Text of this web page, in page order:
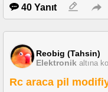
Lütfen dikkat edin, bu
kullanmanızı
bile sipariş geçmemenizi
serbest olan bir şey sipariş
Gearbest'in insiyatifine
önünden geçmeyin derim.
40 Yanıt
Reobig (Tahsin)
Elektronik altına
Rc araca pil